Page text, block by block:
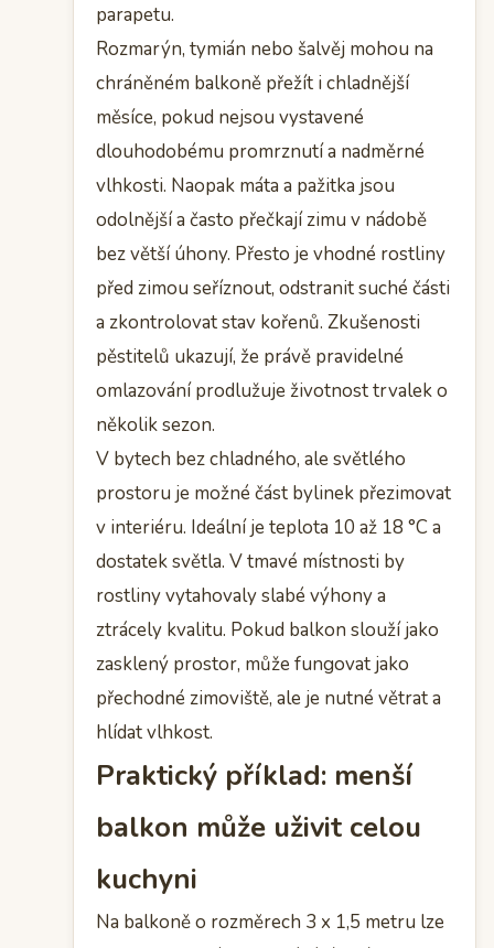
parapetu.
Rozmarýn, tymián nebo šalvěj mohou na
chráněném balkoně přežít i chladnější
měsíce, pokud nejsou vystavené
dlouhodobému promrznutí a nadměrné
vlhkosti. Naopak máta a pažitka jsou
odolnější a často přečkají zimu v nádobě
bez větší úhony. Přesto je vhodné rostliny
před zimou seříznout, odstranit suché části
a zkontrolovat stav kořenů. Zkušenosti
pěstitelů ukazují, že právě pravidelné
omlazování prodlužuje životnost trvalek o
několik sezon.
V bytech bez chladného, ale světlého
prostoru je možné část bylinek přezimovat
v interiéru. Ideální je teplota 10 až 18 °C a
dostatek světla. V tmavé místnosti by
rostliny vytahovaly slabé výhony a
ztrácely kvalitu. Pokud balkon slouží jako
zasklený prostor, může fungovat jako
přechodné zimoviště, ale je nutné větrat a
hlídat vlhkost.
Praktický příklad: menší
balkon může uživit celou
kuchyni
Na balkoně o rozměrech 3 x 1,5 metru lze